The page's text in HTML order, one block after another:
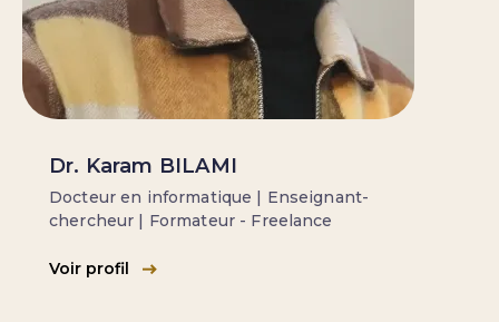
Dr. Karam BILAMI
Docteur en informatique | Enseignant-
chercheur | Formateur - Freelance
Voir profil